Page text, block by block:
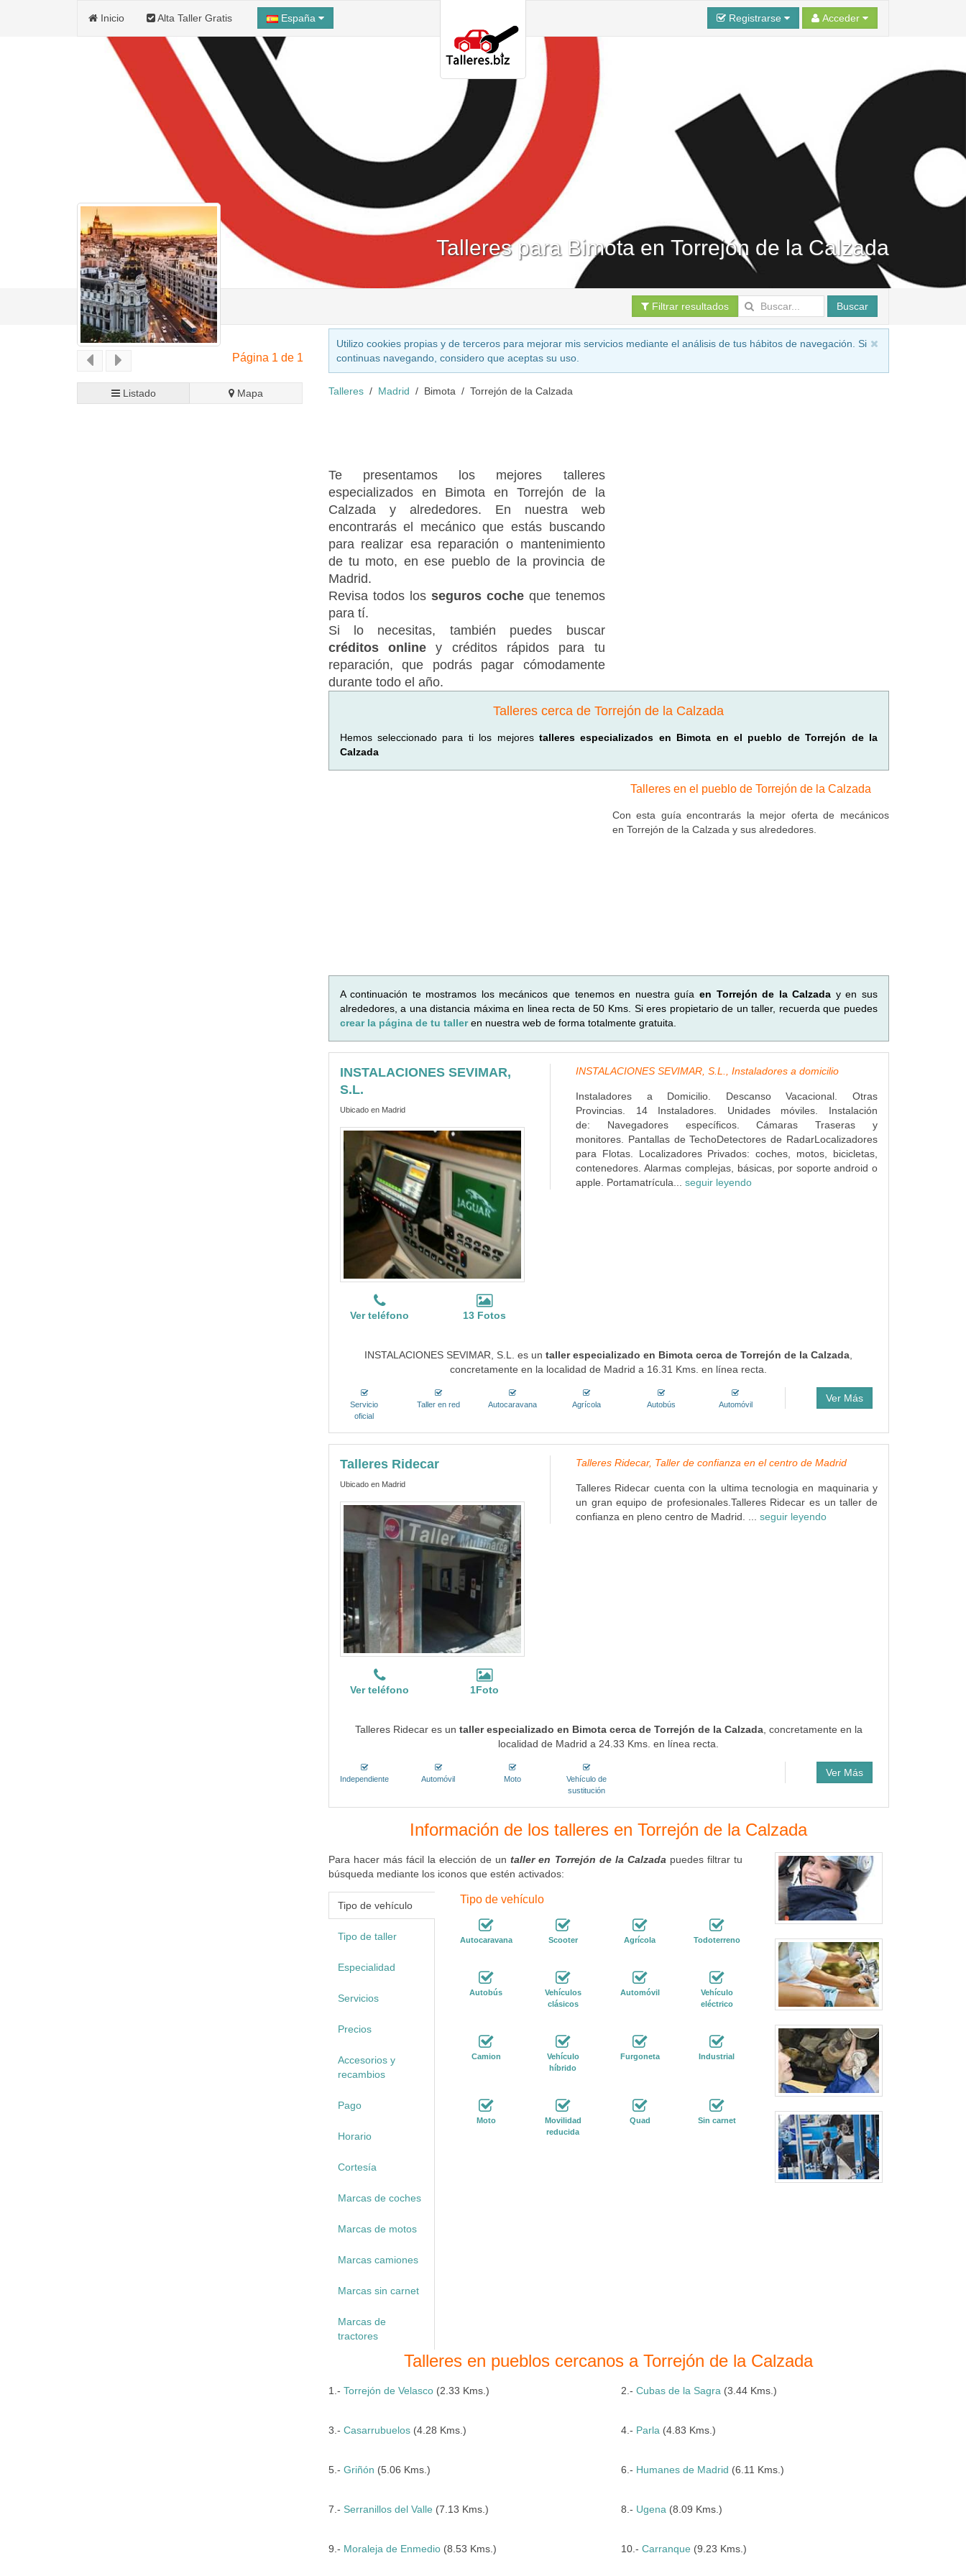
Inicio Alta Taller Gratis España Registrarse Acceder
Talleres para Bimota en Torrejón de la Calzada
Filtrar resultados Buscar
Página 1 de 1
Listado Mapa
Utilizo cookies propias y de terceros para mejorar mis servicios mediante el análisis de tus hábitos de navegación. Si
continuas navegando, considero que aceptas su uso.
Talleres Madrid Bimota Torrejón de la Calzada
Te presentamos los mejores talleres
especializados en Bimota en Torrejón de la
Calzada y alrededores. En nuestra web
encontrarás el mecánico que estás buscando
para realizar esa reparación o mantenimiento
de tu moto, en ese pueblo de la provincia de
Madrid.
Revisa todos los seguros cocheque tenemos
para tí.
Si lo necesitas, también puedes buscar
créditos onliney créditos rápidos para tu
reparación, que podrás pagar cómodamente
durante todo el año.
Talleres cerca de Torrejón de la Calzada
Hemos seleccionado para ti los mejores talleres especializados en Bimota en el pueblo de Torrejón de la
Calzada
Talleres en el pueblo de Torrejón de la Calzada
Con esta guía encontrarás la mejor oferta de mecánicos
en Torrejón de la Calzada y sus alrededores.
A continuación te mostramos los mecánicos que tenemos en nuestra guía en Torrejón de la Calzada y en sus
alrededores, a una distancia máxima en linea recta de 50 Kms. Si eres propietario de un taller, recuerda que puedes
crear la página de tu talleren nuestra web de forma totalmente gratuita.
INSTALACIONES SEVIMAR,
S.L.
Ubicado en Madrid
Ver teléfono 13 Fotos
INSTALACIONES SEVIMAR, S.L., Instaladores a domicilio
Instaladores a Domicilio. Descanso Vacacional. Otras
Provincias. 14 Instaladores. Unidades móviles. Instalación
de: Navegadores específicos. Cámaras Traseras y
monitores. Pantallas de TechoDetectores de RadarLocalizadores
para Flotas. Localizadores Privados: coches, motos, bicicletas,
contenedores. Alarmas complejas, básicas, por soporte android o
apple. Portamatrícula... seguir leyendo
INSTALACIONES SEVIMAR, S.L. es untaller especializado en Bimota cerca de Torrejón de la Calzada
concretamente en la localidad de Madrid a 16.31 Kms. en línea recta.
Servicio
oficial
Taller en red Autocaravana Agrícola Autobús Automóvil
Ver Más
Talleres Ridecar
Ubicado en Madrid
Ver teléfono 1Foto
Talleres Ridecar, Taller de confianza en el centro de Madrid
Talleres Ridecar cuenta con la ultima tecnologia en maquinaria y
un gran equipo de profesionales.Talleres Ridecar es un taller de
confianza en pleno centro de Madrid. ... seguir leyendo
Talleres Ridecar es un taller especializado en Bimota cerca de Torrejón de la Calzada, concretamente en la
localidad de Madrid a 24.33 Kms. en línea recta.
Independiente Automóvil Moto
Vehículo de
sustitución
Ver Más
Información de los talleres en Torrejón de la Calzada
Para hacer más fácil la elección de untaller en Torrejón de la Calzada puedes filtrar tu
búsqueda mediante los iconos que estén activados:
Tipo de vehículo
Tipo de taller
Especialidad
Servicios
Precios
Accesorios y
recambios
Pago
Horario
Cortesía
Marcas de coches
Marcas de motos
Marcas camiones
Marcas sin carnet
Marcas de
tractores
Tipo de vehículo
Autocaravana Scooter Agrícola Todoterreno
Autobús
Vehículos
clásicos
Automóvil
Vehículo
eléctrico
Camion
Vehículo
híbrido
Furgoneta Industrial
Moto
Movilidad
reducida
Quad Sin carnet
Talleres en pueblos cercanos a Torrejón de la Calzada
1.- Torrejón de Velasco(2.33 Kms.) 2.-Cubas de la Sagra (3.44 Kms.)
3.- Casarrubuelos(4.28 Kms.) 4.- Parla (4.83 Kms.)
5.- Griñón (5.06 Kms.) 6.- Humanes de Madrid (6.11 Kms.)
7.- Serranillos del Valle(7.13 Kms.) 8.- Ugena (8.09 Kms.)
9.- Moraleja de Enmedio(8.53 Kms.) 10.-Carranque (9.23 Kms.)